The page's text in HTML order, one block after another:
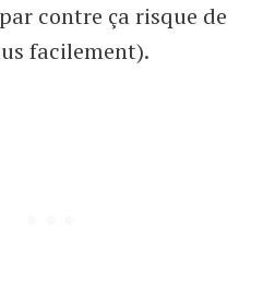
contre ça risque de
facilement).